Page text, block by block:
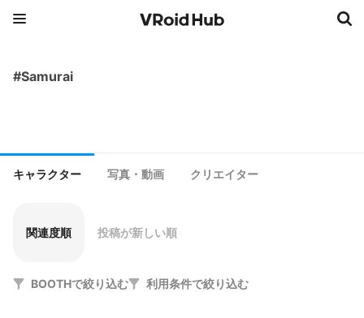
#Samurai
キャラクター 写真・動画 クリエイター
関連度順 投稿が新しい順
BOOTHで絞り込む 利用条件で絞り込む